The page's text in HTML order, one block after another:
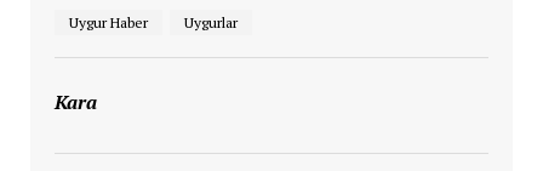
Uygur Haber Uygurlar
Kara